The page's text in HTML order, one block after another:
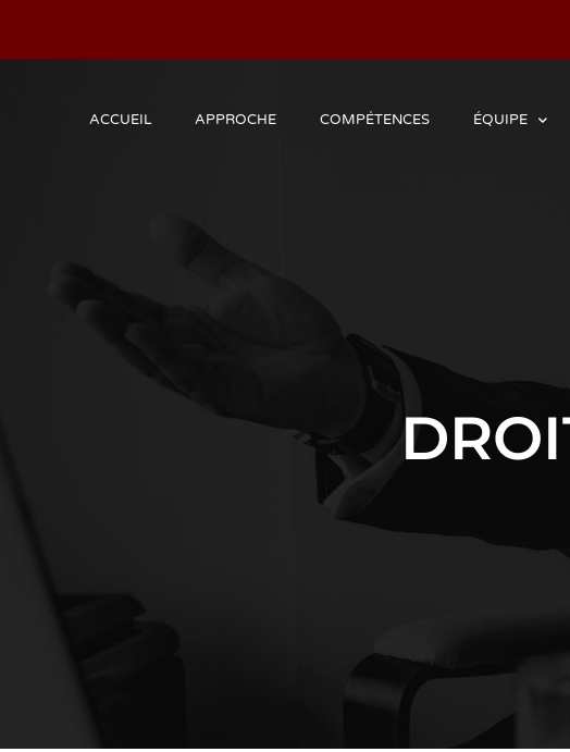
ACCUEIL APPROCHE COMPÉTENCES ÉQUIPE